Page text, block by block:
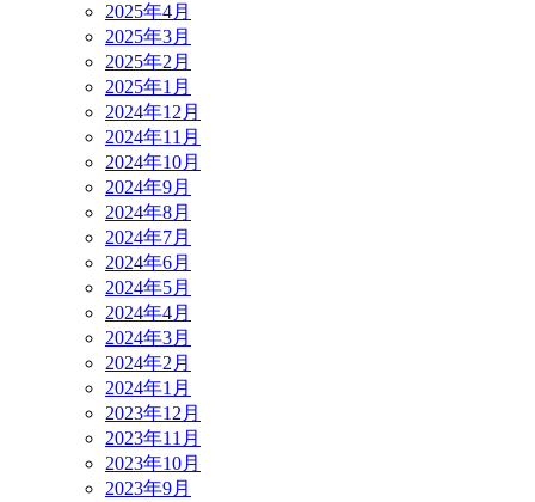
2025年4月
2025年3月
2025年2月
2025年1月
2024年12月
2024年11月
2024年10月
2024年9月
2024年8月
2024年7月
2024年6月
2024年5月
2024年4月
2024年3月
2024年2月
2024年1月
2023年12月
2023年11月
2023年10月
2023年9月